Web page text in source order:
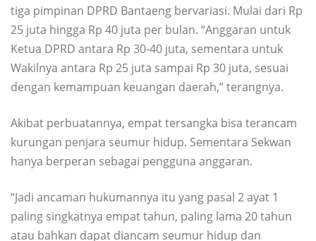
tiga pimpinan DPRD Bantaeng bervariasi. Mulai dari Rp
25 juta hingga Rp 40 juta per bulan. “Anggaran untuk
Ketua DPRD antara Rp 30-40 juta, sementara untuk
Wakilnya antara Rp 25 juta sampai Rp 30 juta, sesuai
dengan kemampuan keuangan daerah,” terangnya.
Akibat perbuatannya, empat tersangka bisa terancam
kurungan penjara seumur hidup. Sementara Sekwan
hanya berperan sebagai pengguna anggaran.
“Jadi ancaman hukumannya itu yang pasal 2 ayat 1
paling singkatnya empat tahun, paling lama 20 tahun
atau bahkan dapat diancam seumur hidup dan